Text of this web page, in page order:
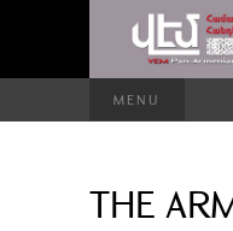
MENU
THE